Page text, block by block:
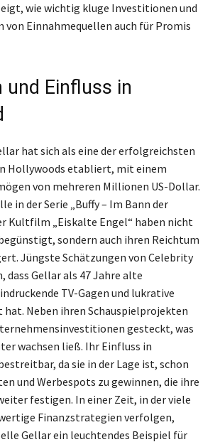
wie wichtig kluge Investitionen und
von Einnahmequellen auch für Promis
und Einfluss in
hat sich als eine der erfolgreichsten
Hollywoods etabliert, mit einem
von mehreren Millionen US-Dollar.
in der Serie „Buffy – Im Bann der
Kultfilm „Eiskalte Engel“ haben nicht
sondern auch ihren Reichtum
Jüngste Schätzungen von Celebrity
dass Gellar als 47 Jahre alte
TV-Gagen und lukrative
Neben ihren Schauspielprojekten
gesteckt, was
wachsen ließ. Ihr Einfluss in
da sie in der Lage ist, schon
und Werbespots zu gewinnen, die ihre
festigen. In einer Zeit, in der viele
Finanzstrategien verfolgen,
Gellar ein leuchtendes Beispiel für